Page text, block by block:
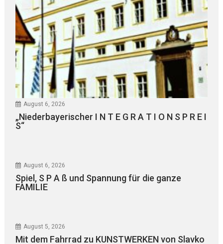
August 6, 2026
„Niederbayerischer I N T E G R A T I O N S P R E I
S“
August 6, 2026
Spiel, S P A ß und Spannung für die ganze
FAMILIE
August 5, 2026
Mit dem Fahrrad zu KUNSTWERKEN von Slavko